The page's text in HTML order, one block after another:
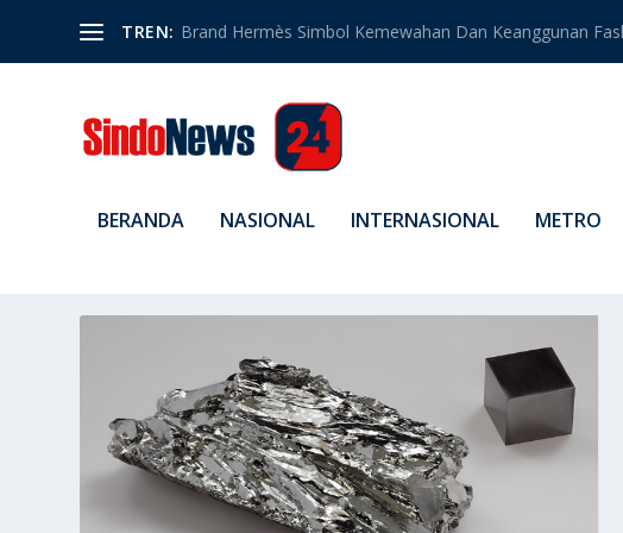
TREN: Brand Hermès Simbol Kemewahan Dan Keanggunan
BERANDA NASIONAL INTERNASIONAL METRO